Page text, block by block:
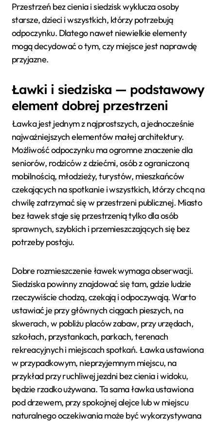
Przestrzeń bez cienia i siedzisk wyklucza osoby
starsze, dzieci i wszystkich, którzy potrzebują
odpoczynku. Dlatego nawet niewielkie elementy
mogą decydować o tym, czy miejsce jest naprawdę
przyjazne.
Ławki i siedziska — podstawowy
element dobrej przestrzeni
Ławka jest jednym z najprostszych, a jednocześnie
najważniejszych elementów małej architektury.
Możliwość odpoczynku ma ogromne znaczenie dla
seniorów, rodziców z dziećmi, osób z ograniczoną
mobilnością, młodzieży, turystów, mieszkańców
czekających na spotkanie i wszystkich, którzy chcą na
chwilę zatrzymać się w przestrzeni publicznej. Miasto
bez ławek staje się przestrzenią tylko dla osób
sprawnych, szybkich i przemieszczających się bez
potrzeby postoju.
Dobre rozmieszczenie ławek wymaga obserwacji.
Siedziska powinny znajdować się tam, gdzie ludzie
rzeczywiście chodzą, czekają i odpoczywają. Warto
ustawiać je przy głównych ciągach pieszych, na
skwerach, w pobliżu placów zabaw, przy urzędach,
szkołach, przystankach, parkach, terenach
rekreacyjnych i miejscach spotkań. Ławka ustawiona
w przypadkowym, nieprzyjemnym miejscu, na
przykład przy ruchliwej jezdni bez cienia i widoku,
będzie rzadko używana. Ta sama ławka ustawiona
pod drzewem, przy spokojnej alejce lub w miejscu
naturalnego oczekiwania może być wykorzystywana